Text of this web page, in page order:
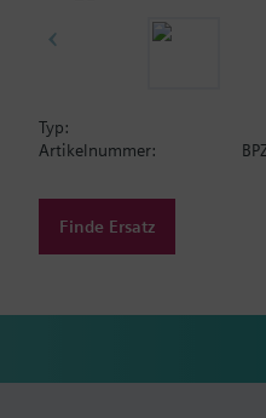
Typ:
Artikelnummer:
Finde Ersatz